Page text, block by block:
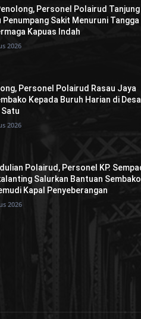
Personel Polairud Tanjung
Penumpang Sakit Menuruni Tangga
Kapuas Indah
2026
Personel Polairud Rasau Jaya
Kepada Buruh Harian di Desa
Satu
2026
Polairud, Personel KP.
Salurkan Bantuan Sembako
Kapal Penyeberangan
2026